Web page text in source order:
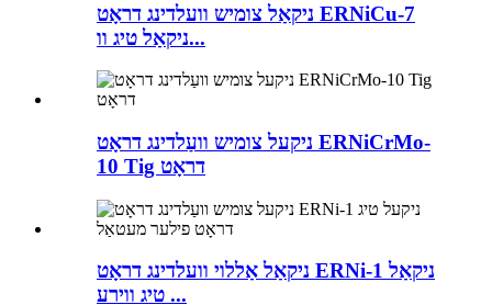
ניקאַל צומיש וועלדינג דראָט ERNiCu-7
ניקאַל טיג וו...
ניקעל צומיש וועַלדינג דראָט ERNiCrMo-
10 Tig דראָט
ניקאַל אַללוי וועלדינג דראָט ERNi-1 ניקאַל
טיג ווירע ...